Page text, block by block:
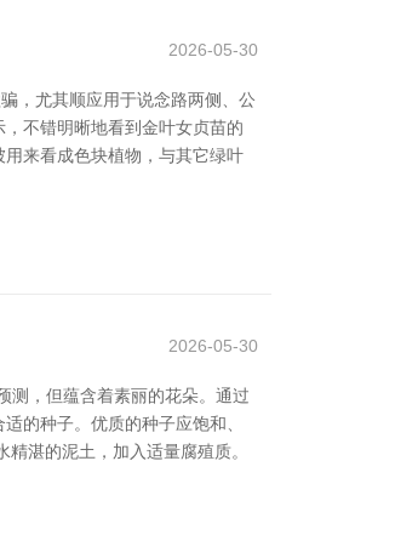
2026-05-30
，尤其顺应用于说念路两侧、公
不错明晰地看到金叶女贞苗的
来看成色块植物，与其它绿叶
2026-05-30
测，但蕴含着素丽的花朵。通过
的种子。优质的种子应饱和、
湛的泥土，加入适量腐殖质。